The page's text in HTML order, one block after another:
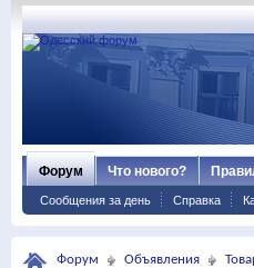
Форум
Сообщения за день Справка
Что нового?
Форум Объявления